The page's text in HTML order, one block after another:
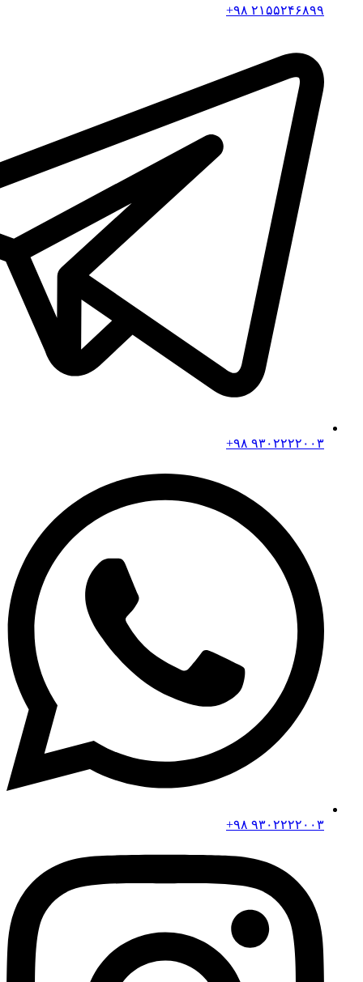
۲۱۵۵۲۴۶۸۹۹ ۹۸+
۹۳۰۲۲۲۲۰۰۳ ۹۸+
۹۳۰۲۲۲۲۰۰۳ ۹۸+